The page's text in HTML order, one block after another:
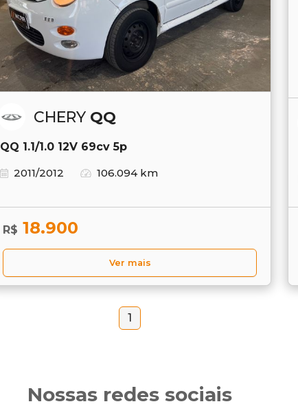
CHERY QQ
QQ 1.1/1.0 12V 69cv 5p
2011/2012
106.094 km
R$ 18.900
Ver mais
1
Nossas redes sociais